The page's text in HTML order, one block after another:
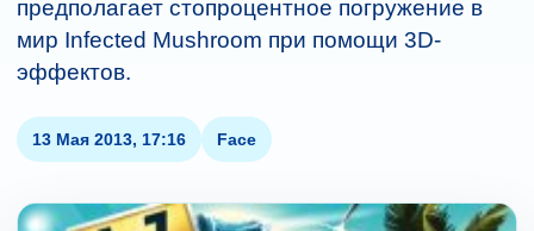
предполагает стопроцентное погружение в
мир Infected Mushroom при помощи 3D-
эффектов.
13 Мая 2013, 17:16 Face